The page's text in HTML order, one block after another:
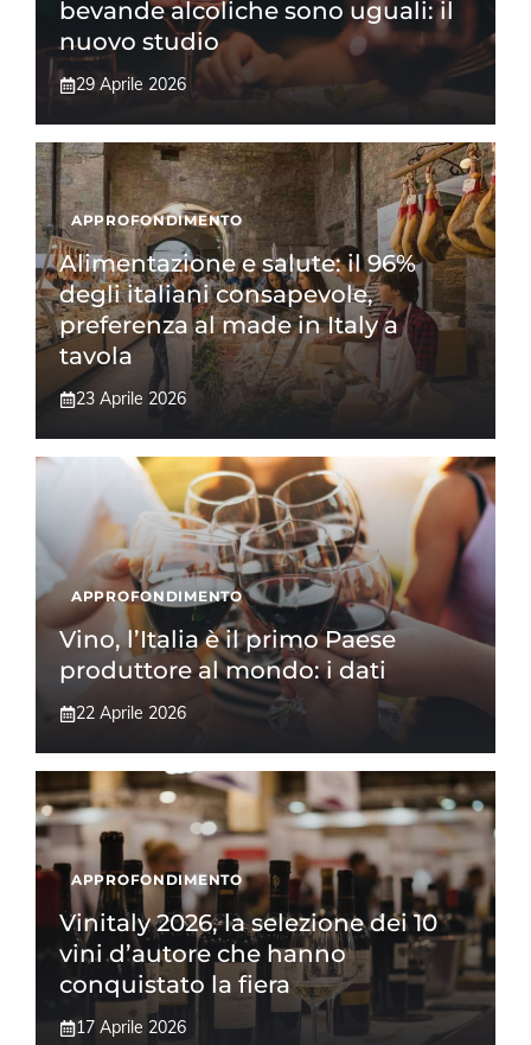
bevande alcoliche sono uguali: il
nuovo studio
29 Aprile 2026
APPROFONDIMENTO
Alimentazione e salute: il 96%
degli italiani consapevole,
preferenza al made in Italy a
tavola
23 Aprile 2026
APPROFONDIMENTO
Vino, l’Italia è il primo Paese
produttore al mondo: i dati
22 Aprile 2026
APPROFONDIMENTO
Vinitaly 2026, la selezione dei 10
vini d’autore che hanno
conquistato la fiera
17 Aprile 2026